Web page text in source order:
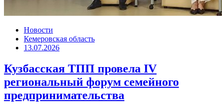
Новости
Кемеровская область
13.07.2026
Кузбасская ТПП провела IV
региональный форум семейного
предпринимательства